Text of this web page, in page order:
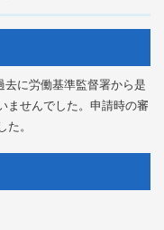
に労働基準監督署から是
ませんでした。申請時の審
。